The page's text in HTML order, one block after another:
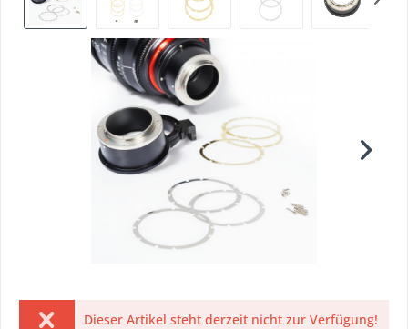
Dieser Artikel steht derzeit nicht zur Verfügung!